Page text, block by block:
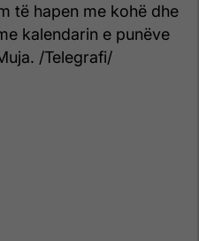
të hapen me kohë dhe
kalendarin e punëve
/Telegrafi/